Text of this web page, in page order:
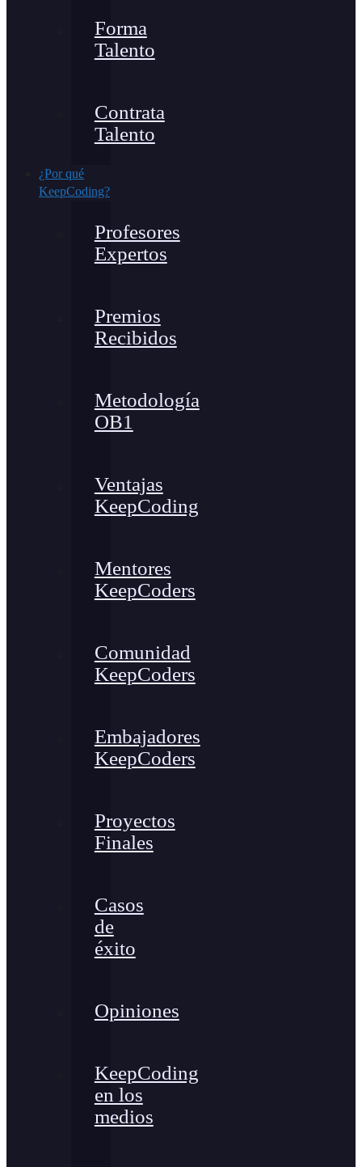
Forma
Talento
Contrata
Talento
¿Por qué
KeepCoding?
Profesores
Expertos
Premios
Recibidos
Metodología
OB1
Ventajas
KeepCoding
Mentores
KeepCoders
Comunidad
KeepCoders
Embajadores
KeepCoders
Proyectos
Finales
Casos
de
éxito
Opiniones
KeepCoding
en los
medios